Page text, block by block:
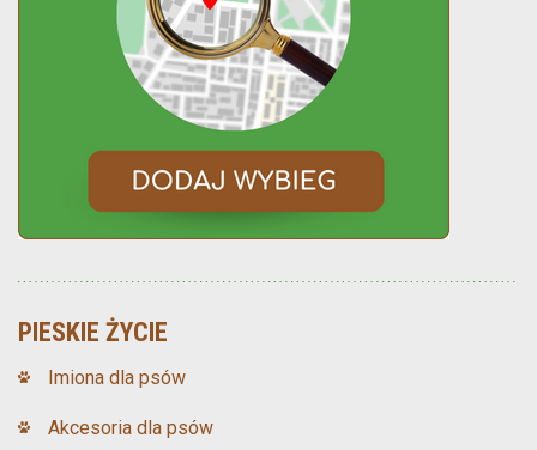
PIESKIE ŻYCIE
Imiona dla psów
Akcesoria dla psów